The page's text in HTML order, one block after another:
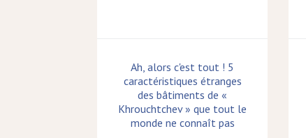
Ah, alors c'est tout ! 5
caractéristiques étranges
des bâtiments de «
Khrouchtchev » que tout le
monde ne connaît pas